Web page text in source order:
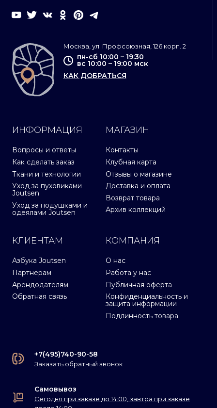
ИНФОРМАЦИЯ
Вопросы и ответы
Как сделать заказ
Ткани и технологии
Уход за пуховиками
Joutsen
Уход за подушками и
одеялами Joutsen
МАГАЗИН
Контакты
Клубная карта
Отзывы о магазине
Доставка и оплата
Возврат товара
Архив коллекций
КЛИЕНТАМ
Азбука Joutsen
Партнерам
Арендодателям
Обратная связь
КОМПАНИЯ
О нас
Работа у нас
Публичная оферта
Конфиденциальность и
защита информации
Подлинность товара
Москва, ул. Профсоюзная, 126 корп. 2
пн-сб 10:00 – 19:30
вс 10:00 – 19:00 мск
КАК ДОБРАТЬСЯ
+7(495)740-90-58
Заказать обратный звонок
Самовывоз
Сегодня при заказе до 14:00, завтра при заказе